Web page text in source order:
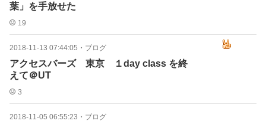
葉」を手放せた
19
2018-11-13 07:44:05 ・ ブログ
アクセスバーズ 東京 １day class を終
えて＠UT
3
2018-11-05 06:55:23 ・ ブログ